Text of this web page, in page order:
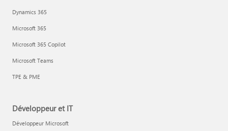
Dynamics 365
Microsoft 365
Microsoft 365 Copilot
Microsoft Teams
TPE & PME
Développeur et IT
Développeur Microsoft